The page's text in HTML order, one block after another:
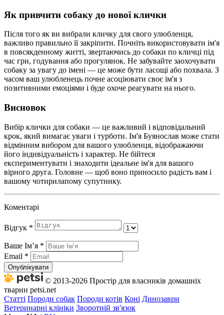
Як привчити собаку до нової клички
Після того як ви вибрали кличку для свого улюбленця,
важливо правильно її закріпити. Почніть використовувати ім'я
в повсякденному житті, звертаючись до собаки по кличці під
час гри, годування або прогулянок. Не забувайте заохочувати
собаку за увагу до імені — це може бути ласощі або похвала. З
часом ваш улюбленець почне асоціювати своє ім'я з
позитивними емоціями і буде охоче реагувати на нього.
Висновок
Вибір клички для собаки — це важливий і відповідальний
крок, який вимагає уваги і турботи. Ім'я Буянослав може стати
відмінним вибором для вашого улюбленця, відображаючи
його індивідуальність і характер. Не бійтеся
експериментувати і знаходити ідеальне ім'я для вашого
вірного друга. Головне — щоб воно приносило радість вам і
вашому чотирилапому супутнику.
Коментарі
Відгук *
Ваше Імʼя *
Email *
Опублікувати
© 2013-2026 Простір для власників домашніх
тварин petsi.net
Статті Породи собак Породи котів Коні Динозаври
Ветеринарні клініки Зворотній зв'язок